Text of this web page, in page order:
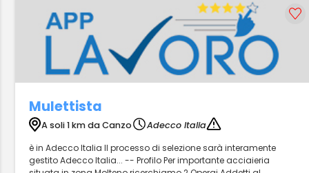
Mulettista
A soli 1 km da Canzo
Adecco Italia
è in Adecco Italia Il processo di selezione sarà interamente
gestito Adecco Italia... -- Profilo Per importante acciaieria